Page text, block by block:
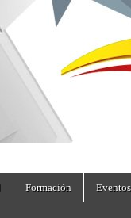
Formación Eventos